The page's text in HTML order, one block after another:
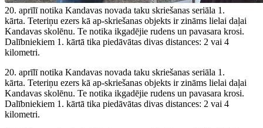
20. aprīlī notika Kandavas novada taku skriešanas seriāla 1.
kārta. Teteriņu ezers kā ap-skriešanas objekts ir zināms lielai daļai
Kandavas skolēnu. Te notika ikgadējie rudens un pavasara krosi.
Dalībniekiem 1. kārtā tika piedāvātas divas distances: 2 vai 4
kilometri.
20. aprīlī notika Kandavas novada taku skriešanas seriāla 1.
kārta. Teteriņu ezers kā ap-skriešanas objekts ir zināms lielai daļai
Kandavas skolēnu. Te notika ikgadējie rudens un pavasara krosi.
Dalībniekiem 1. kārtā tika piedāvātas divas distances: 2 vai 4
kilometri.